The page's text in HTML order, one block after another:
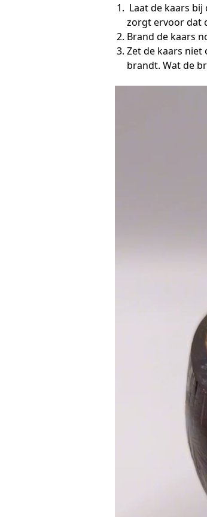
Laat de kaars
zorgt ervoor dat
Brand de kaars
Zet de kaars
brandt. Wat de